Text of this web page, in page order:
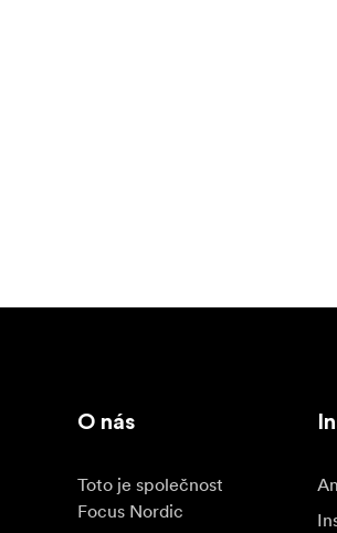
O nás
Toto je společnost
Focus Nordic